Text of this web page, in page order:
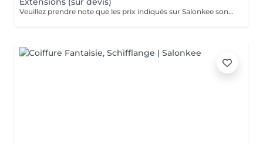
Veuillez prendre note que les prix indiqués sur Salonkee sont communiqués à titre informatif et s'entendent de base. Ces derniers sont susceptibles de varier selon le diagnostic réalisé à votre arrivée au salon et l'expertise du professionnel à qui vous confiez votre beauté. Dans tous les cas, un devis précis vous sera proposé et toutes réalisations de prestations seront effectuées avec votre accord. Un grand merci d'avance pour votre compréhension. Au plaisir de vous revoir très vite.